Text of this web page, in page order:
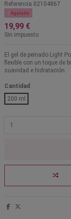
Referencia 02104867
 Agotado
19,99 €
Sin impuesto
El gel de peinado Light
flexible con un toque de
suavidad e hidratación.
Cantidad
200 ml